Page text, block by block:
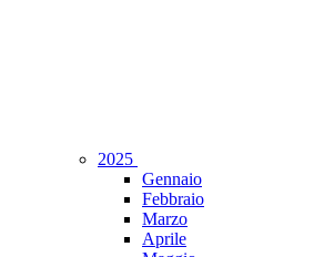
2025
Gennaio
Febbraio
Marzo
Aprile